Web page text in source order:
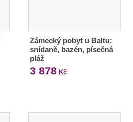
Zámecký pobyt u Baltu:
snídaně, bazén, písečná
pláž
3 878 Kč